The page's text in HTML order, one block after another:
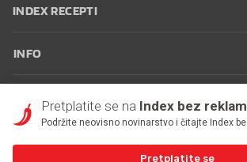
INDEX RECEPTI
INFO
korištenja
Postavke kolačića
Pretplatite se na Index bez
Podržite neovisno novinarstvo i čitajte Index
Pretplatite se